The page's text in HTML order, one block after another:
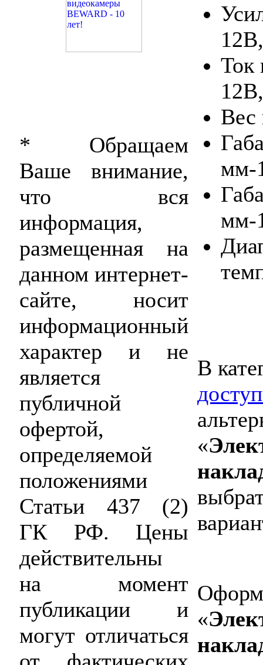
* Обращаем
Ваше внимание,
что вся
информация,
размещенная на
данном интернет-
сайте, носит
информационный
характер и не
является
публичной
офертой,
определяемой
положениями
Статьи 437 (2)
ГК РФ. Цены
действительны
на момент
публикации и
могут отличаться
Ток
Вес
мм-
мм-
В
«
«